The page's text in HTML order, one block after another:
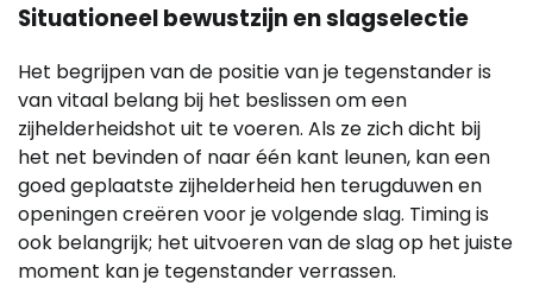
Situationeel bewustzijn en slagselectie
Het begrijpen van de positie van je tegenstander is
van vitaal belang bij het beslissen om een
zijhelderheidshot uit te voeren. Als ze zich dicht bij
het net bevinden of naar één kant leunen, kan een
goed geplaatste zijhelderheid hen terugduwen en
openingen creëren voor je volgende slag. Timing is
ook belangrijk; het uitvoeren van de slag op het juiste
moment kan je tegenstander verrassen.